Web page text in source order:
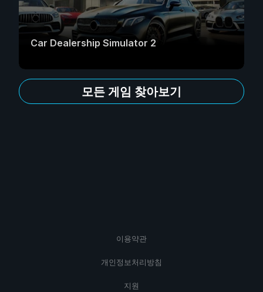
Car Dealership Simulator 2
모든 게임 찾아보기
이용약관
개인정보처리방침
지원